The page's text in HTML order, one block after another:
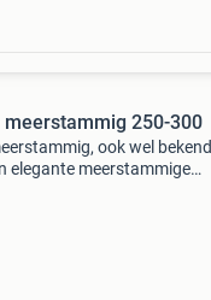
250-300
ook wel bekend
elegante meerstammige